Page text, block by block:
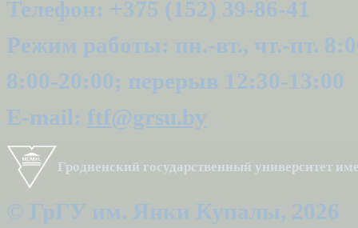
Телефон: +375 (152) 39-86-41
Режим работы: пн.-вт., чт.-пт.
8:00-20:00; перерыв 12:30-13:00
E-mail: ftf@grsu.by
Гродненский государственный университет
© ГрГУ им. Янки Купалы, 2026